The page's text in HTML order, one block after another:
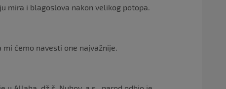
mira i blagoslova nakon velikog potopa.
ćemo navesti one najvažnije.